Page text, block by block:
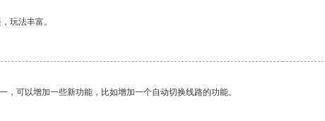
玩法丰富。
，可以增加一些新功能，比如增加一个自动切换线路的功能。